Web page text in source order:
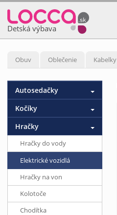
Detská výbava
Obuv Oblečenie Kabelky
Autosedačky
Kočíky
Hračky
Hračky do vody
Elektrické vozidlá
Hračky na von
Kolotoče
Chodítka